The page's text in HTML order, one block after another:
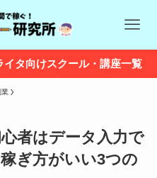
イタ向けスクール・講座一覧
業
者はデータ入力で
ぎ方がいい3つの